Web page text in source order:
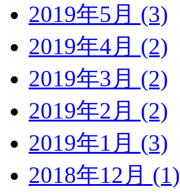
2019年5月 (3)
2019年4月 (2)
2019年3月 (2)
2019年2月 (2)
2019年1月 (3)
2018年12月 (1)